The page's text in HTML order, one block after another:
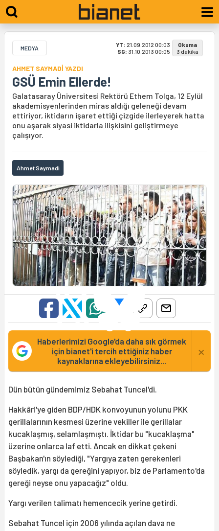
MEDYA YT: 21.09.2012 00:03
SG: 31.10.2013 00:05
Okuma
3 dakika
AHMET SAYMADİ YAZDI
GSÜ Emin Ellerde!
Galatasaray Üniversitesi Rektörü Ethem Tolga, 12 Eylül
akademisyenlerinden miras aldığı geleneği devam
ettiriyor, iktidarın işaret ettiği çizgide ilerleyerek hatta
onu aşarak siyasi iktidarla ilişkisini geliştirmeye
çalışıyor.
Ahmet Saymadi
Haberlerimizi Google'da daha sık görmek
için bianet'i tercih ettiğiniz haber
kaynaklarına ekleyebilirsiniz...
×
Dün bütün gündemimiz Sebahat Tuncel'di.
Hakkâri'ye giden BDP/HDK konvoyunun yolunu PKK
gerillalarının kesmesi üzerine vekiller ile gerillalar
kucaklaşmış, selamlaşmıştı. İktidar bu "kucaklaşma"
üzerine onlarca laf etti. Ancak en dikkat çekeni
Başbakan'ın söylediği, "Yargıya zaten gerekenleri
söyledik, yargı da gereğini yapıyor, biz de Parlamento'da
gereği neyse onu yapacağız" oldu.
Yargı verilen talimatı hemencecik yerine getirdi.
Sebahat Tuncel için 2006 yılında açılan dava ne